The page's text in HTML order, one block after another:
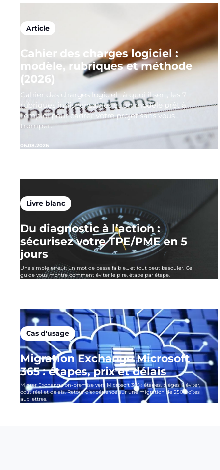
Article
Cahier des charges logiciel :
modèle, rubriques et méthode
(2026)
Cahier des charges logiciel : à quoi il sert, les 7
rubriques indispensables et un modèle prêt à
l'emploi pour cadrer votre projet sans vous
tromper.
06.08.2026
Livre blanc
Du diagnostic à l’action :
sécurisez votre TPE/PME en 5
jours
Une simple erreur, un mot de passe faible… et tout peut basculer. Ce
guide vous montre comment éviter le pire, étape par étape.
Cas d'usage
Migration Exchange Microsoft
365 : étapes, prix et délais
Migrer Exchange on-premise vers Microsoft 365 : étapes, pièges à éviter,
coût réel et délais. Retour d'expérience sur une migration de 250 boîtes
aux lettres.